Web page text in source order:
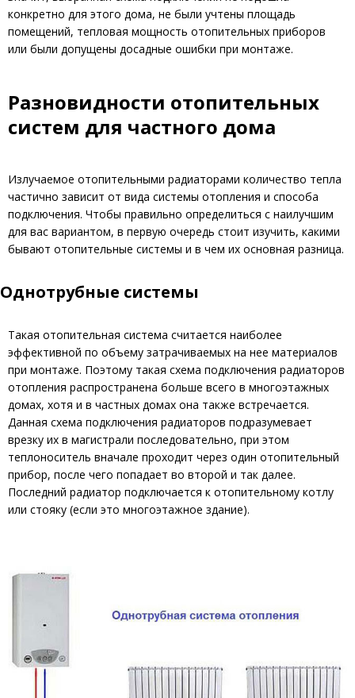
конкретно для этого дома, не были учтены площадь
помещений, тепловая мощность отопительных приборов
или были допущены досадные ошибки при монтаже.
Разновидности отопительных
систем для частного дома
Излучаемое отопительными радиаторами количество тепла
частично зависит от вида системы отопления и способа
подключения. Чтобы правильно определиться с наилучшим
для вас вариантом, в первую очередь стоит изучить, какими
бывают отопительные системы и в чем их основная разница.
Однотрубные системы
Такая отопительная система считается наиболее
эффективной по объему затрачиваемых на нее материалов
при монтаже. Поэтому такая схема подключения радиаторов
отопления распространена больше всего в многоэтажных
домах, хотя и в частных домах она также встречается.
Данная схема подключения радиаторов подразумевает
врезку их в магистрали последовательно, при этом
теплоноситель вначале проходит через один отопительный
прибор, после чего попадает во второй и так далее.
Последний радиатор подключается к отопительному котлу
или стояку (если это многоэтажное здание).